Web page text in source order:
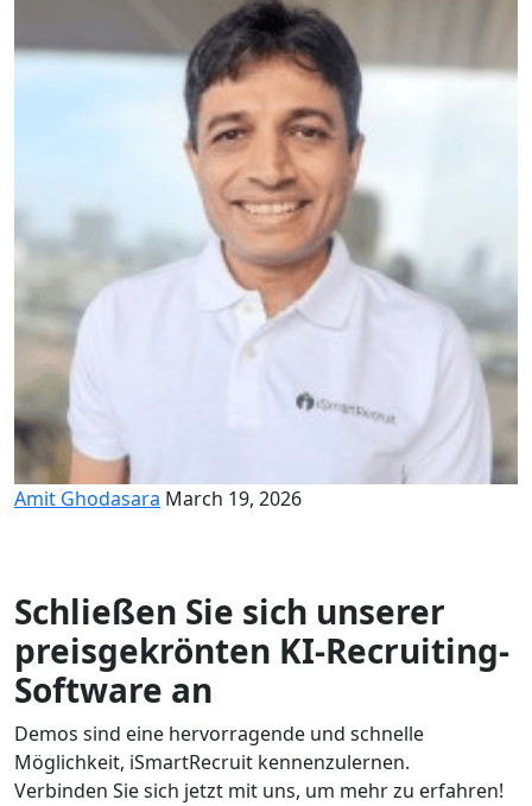
Amit Ghodasara March 19, 2026
Schließen Sie sich unserer
preisgekrönten KI-Recruiting-
Software an
Demos sind eine hervorragende und schnelle
Möglichkeit, iSmartRecruit kennenzulernen.
Verbinden Sie sich jetzt mit uns, um mehr zu erfahren!